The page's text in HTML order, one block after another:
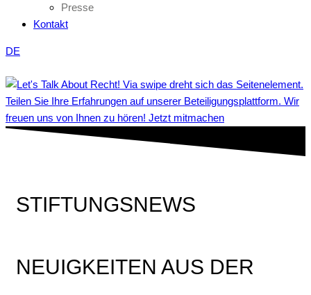
Presse
Kontakt
DE
Teilen Sie Ihre Erfahrungen auf unserer Beteiligungsplattform. Wir
freuen uns von Ihnen zu hören! Jetzt mitmachen
STIFTUNGSNEWS
NEUIGKEITEN AUS DER